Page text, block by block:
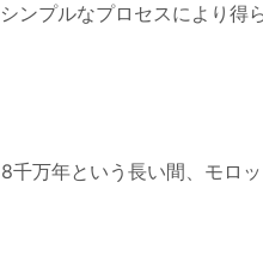
シンプルなプロセスにより得
8千万年という長い間、モロ